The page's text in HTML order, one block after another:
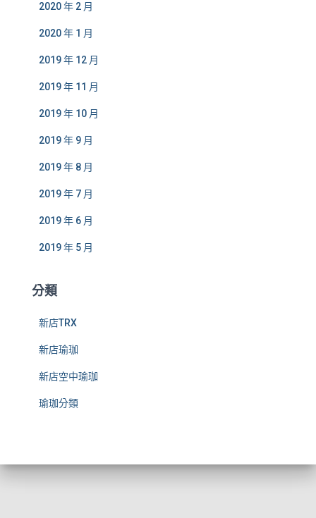
2020 年 2 月
2020 年 1 月
2019 年 12 月
2019 年 11 月
2019 年 10 月
2019 年 9 月
2019 年 8 月
2019 年 7 月
2019 年 6 月
2019 年 5 月
分類
新店TRX
新店瑜珈
新店空中瑜珈
瑜珈分類